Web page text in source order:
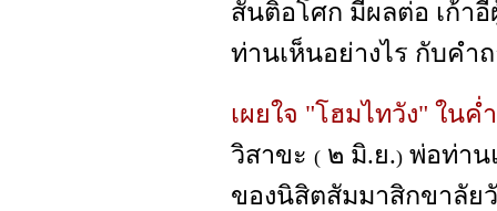
สันติอโศก มีผลต่อ เก้า
ท่านเห็นอย่างไร กับคำ
เผยใจ "โฮมไทวัง" ใน
วิสาขะ ( ๒ มิ.ย.) พ่อท่าน
ของนิสิตสัมมาสิกขาลัย